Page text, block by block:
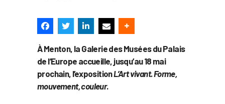
À Menton, la Galerie des Musées du Palais
de l’Europe accueille, jusqu’au 18 mai
prochain, l’expositionL’Art vivant. Forme,
mouvement, couleur.